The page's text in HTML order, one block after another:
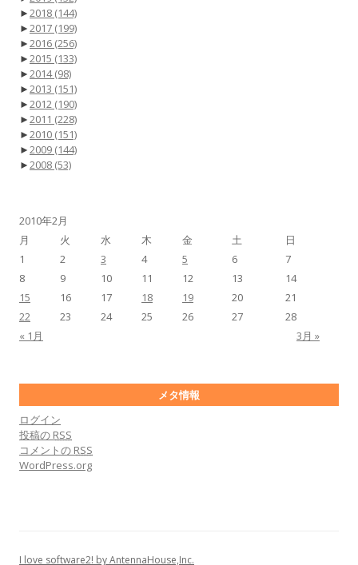
►2018 (144)
►2017 (199)
►2016 (256)
►2015 (133)
►2014(98)
►2013 (151)
►2012 (190)
►2011 (228)
►2010 (151)
►2009 (144)
►2008 (53)
2010年2月
月
火 水 木 金 土 日
« 1月 3月 »
1 2 3 4 5 6
7
8
9 10 11 12 13
14
15
16 17 18 19 20
21
22
23 24 25 26 27 28
メタ情報
ログイン
投稿の RSS
コメントの RSS
WordPress.org
I love software2! by AntennaHouse,Inc.